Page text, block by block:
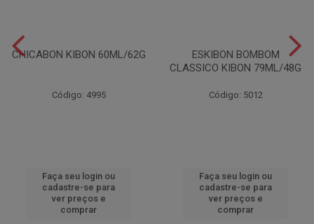
CHICABON KIBON 60ML/62G
Código: 4995
Faça seu login ou
cadastre-se para
ver preços e
comprar
ESKIBON BOMBOM
CLASSICO KIBON 79ML/48G
Código: 5012
Faça seu login ou
cadastre-se para
ver preços e
comprar